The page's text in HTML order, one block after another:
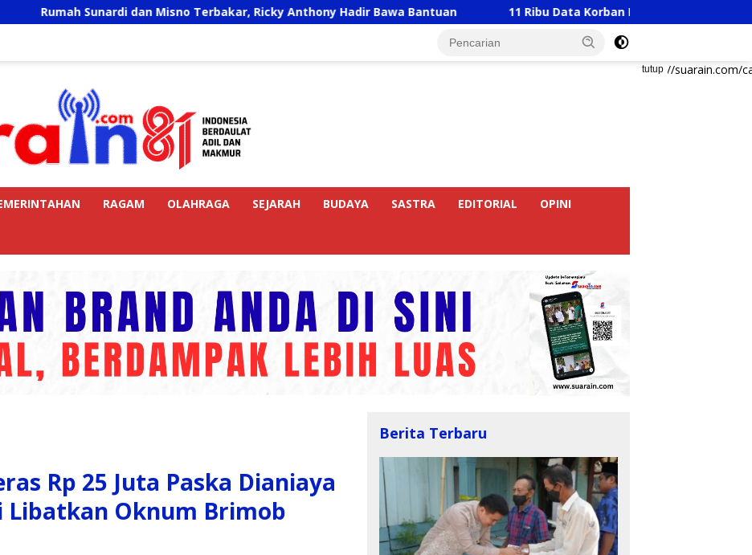
dan Misno Terbakar, Ricky Anthony Hadir Bawa Bantuan 11 Ribu Data Korban Banjir Langkat Belum Valid, Ribuan Warga
tutup
https://suarain.com/
RAGAM OLAHRAGA SEJARAH BUDAYA SASTRA EDITORIAL OPINI
Rp 25 Juta Paska Dianiaya
Libatkan Oknum Brimob
Berita Terbaru